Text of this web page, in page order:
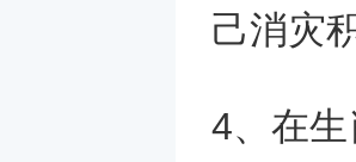
己消灾
4、在生